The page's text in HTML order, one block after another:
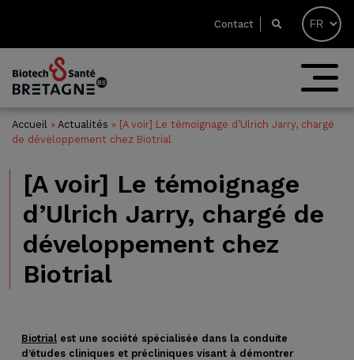
Contact
Accueil » Actualités » [A voir] Le témoignage d’Ulrich Jarry, chargé
de développement chez Biotrial
[A voir] Le témoignage
d’Ulrich Jarry, chargé de
développement chez
Biotrial
Biotrial est une société spécialisée dans la conduite
d’études cliniques et précliniques visant à démontrer